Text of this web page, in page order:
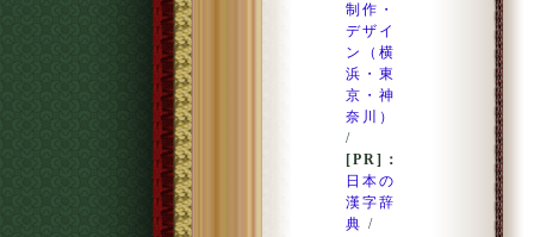
制作・
デザイ
ン（横
浜・東
京・神
奈川）
/
[PR]：
日本の
漢字辞
典 /